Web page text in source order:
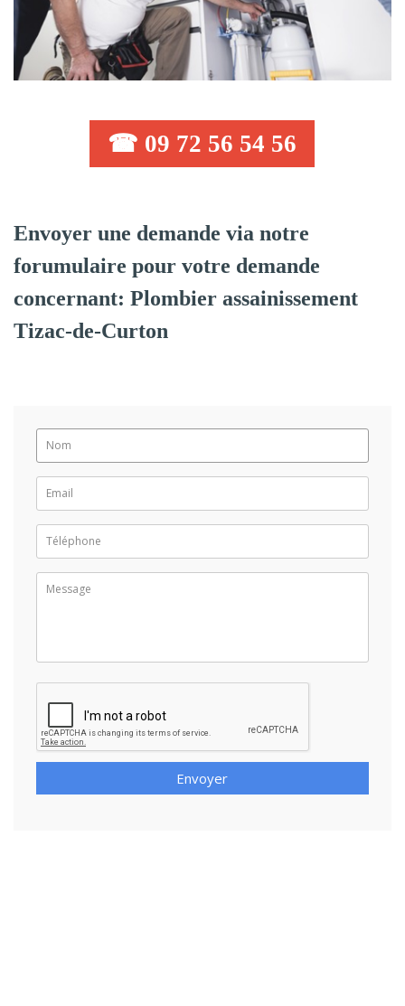
☎ 09 72 56 54 56
Envoyer une demande via notre
forumulaire pour votre demande
concernant: Plombier assainissement
Tizac-de-Curton
Envoyer